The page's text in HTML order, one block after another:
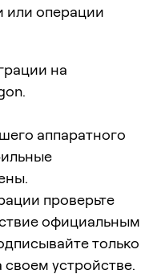
или операции
на
аппаратного
проверьте
официальным
только
устройстве.